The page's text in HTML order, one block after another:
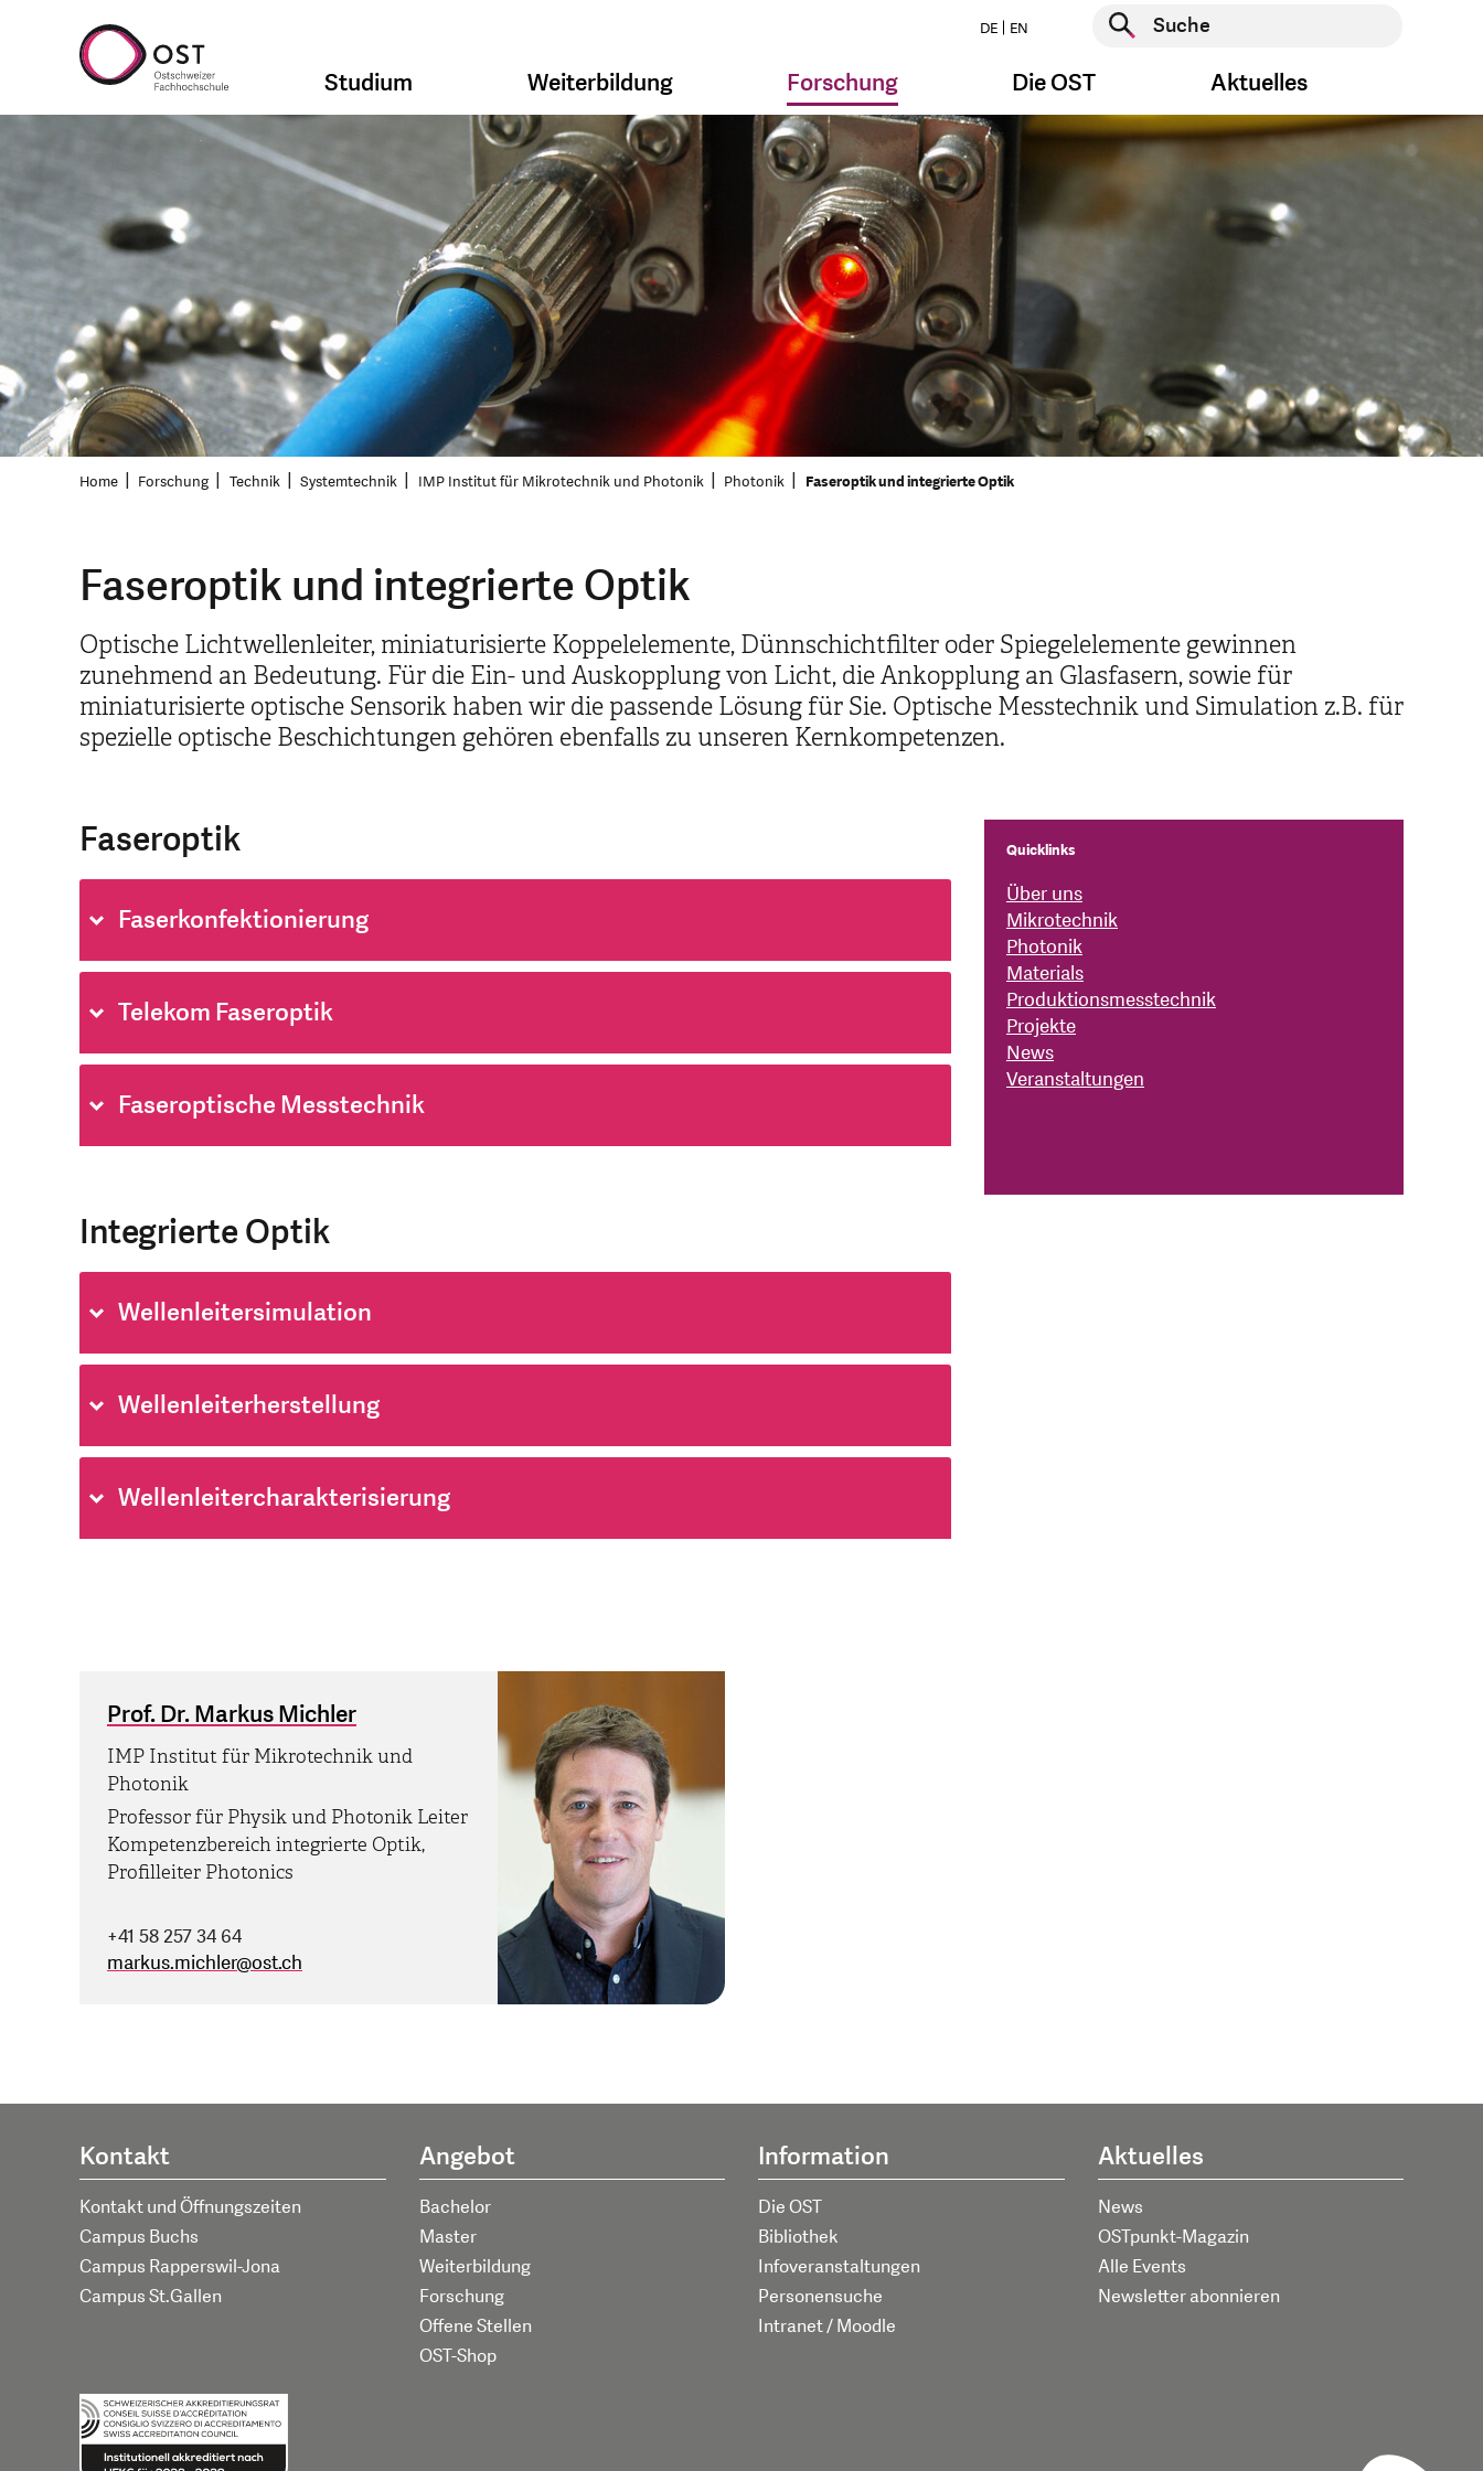
DE EN
Suche starten
Studium Weiterbildung Forschung Die OST Aktuelles
Home Forschung Technik Systemtechnik IMP Institut für Mikrotechnik und Photonik Photonik Faseroptik und integrierte Optik
Faseroptik und integrierte Optik
Optische Lichtwellenleiter, miniaturisierte Koppelelemente, Dünnschichtfilter oder Spiegelelemente gewinnen
zunehmend an Bedeutung. Für die Ein- und Auskopplung von Licht, die Ankopplung an Glasfasern, sowie für
miniaturisierte optische Sensorik haben wir die passende Lösung für Sie. Optische Messtechnik und Simulation z.B. für
spezielle optische Beschichtungen gehören ebenfalls zu unseren Kernkompetenzen.
Faseroptik
Faserkonfektionierung
Telekom Faseroptik
Faseroptische Messtechnik
Integrierte Optik
Wellenleitersimulation
Wellenleiterherstellung
Wellenleitercharakterisierung
Quicklinks
Über uns
Mikrotechnik
Photonik
Materials
Produktionsmesstechnik
Projekte
News
Veranstaltungen
Prof. Dr. Markus Michler
IMP Institut für Mikrotechnik und
Photonik
Professor für Physik und Photonik Leiter
Kompetenzbereich integrierte Optik,
Profilleiter Photonics
+41 58 257 34 64
markus.michler@ost.ch
Kontakt
Kontakt und Öffnungszeiten
Campus Buchs
Campus Rapperswil-Jona
Campus St.Gallen
Angebot
Bachelor
Master
Weiterbildung
Forschung
Offene Stellen
OST-Shop
Information
Die OST
Bibliothek
Infoveranstaltungen
Personensuche
Intranet / Moodle
Aktuelles
News
OSTpunkt-Magazin
Alle Events
Newsletter abonnieren